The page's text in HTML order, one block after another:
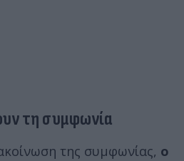
τη συμφωνία
της συμφωνίας, ο